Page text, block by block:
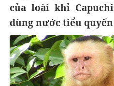
của loài khỉ
dùng nước tiểu